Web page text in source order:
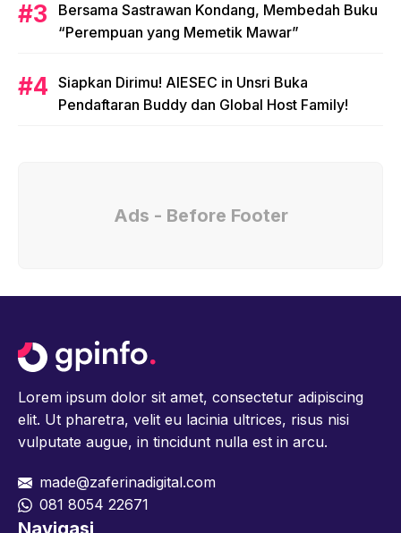
Bersama Sastrawan Kondang, Membedah Buku
“Perempuan yang Memetik Mawar”
Siapkan Dirimu! AIESEC in Unsri Buka
Pendaftaran Buddy dan Global Host Family!
Ads - Before Footer
Lorem ipsum dolor sit amet, consectetur adipiscing
elit. Ut pharetra, velit eu lacinia ultrices, risus nisi
vulputate augue, in tincidunt nulla est in arcu.
made@zaferinadigital.com
081 8054 22671
Navigasi